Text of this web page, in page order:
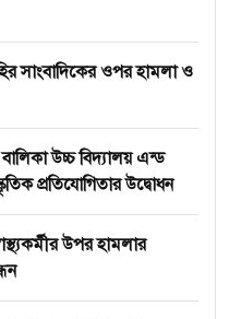
সাংবাদিকের ওপর হামলা ও
উচ্চ বিদ্যালয় এন্ড
প্রতিযোগিতার উদ্বোধন
উপর হামলার